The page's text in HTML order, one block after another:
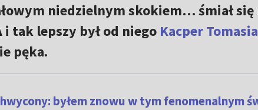
niedzielnym skokiem… śmiał się
i tak lepszy był od niego Kacper
pęka.
byłem znowu w tym fenomenalnym